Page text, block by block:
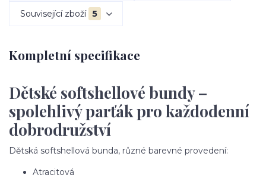
Související zboží 5
Kompletní specifikace
Dětské softshellové bundy –
spolehlivý parťák pro každodenní
dobrodružství
Dětská softshellová bunda, různé barevné provedení:
Atracitová